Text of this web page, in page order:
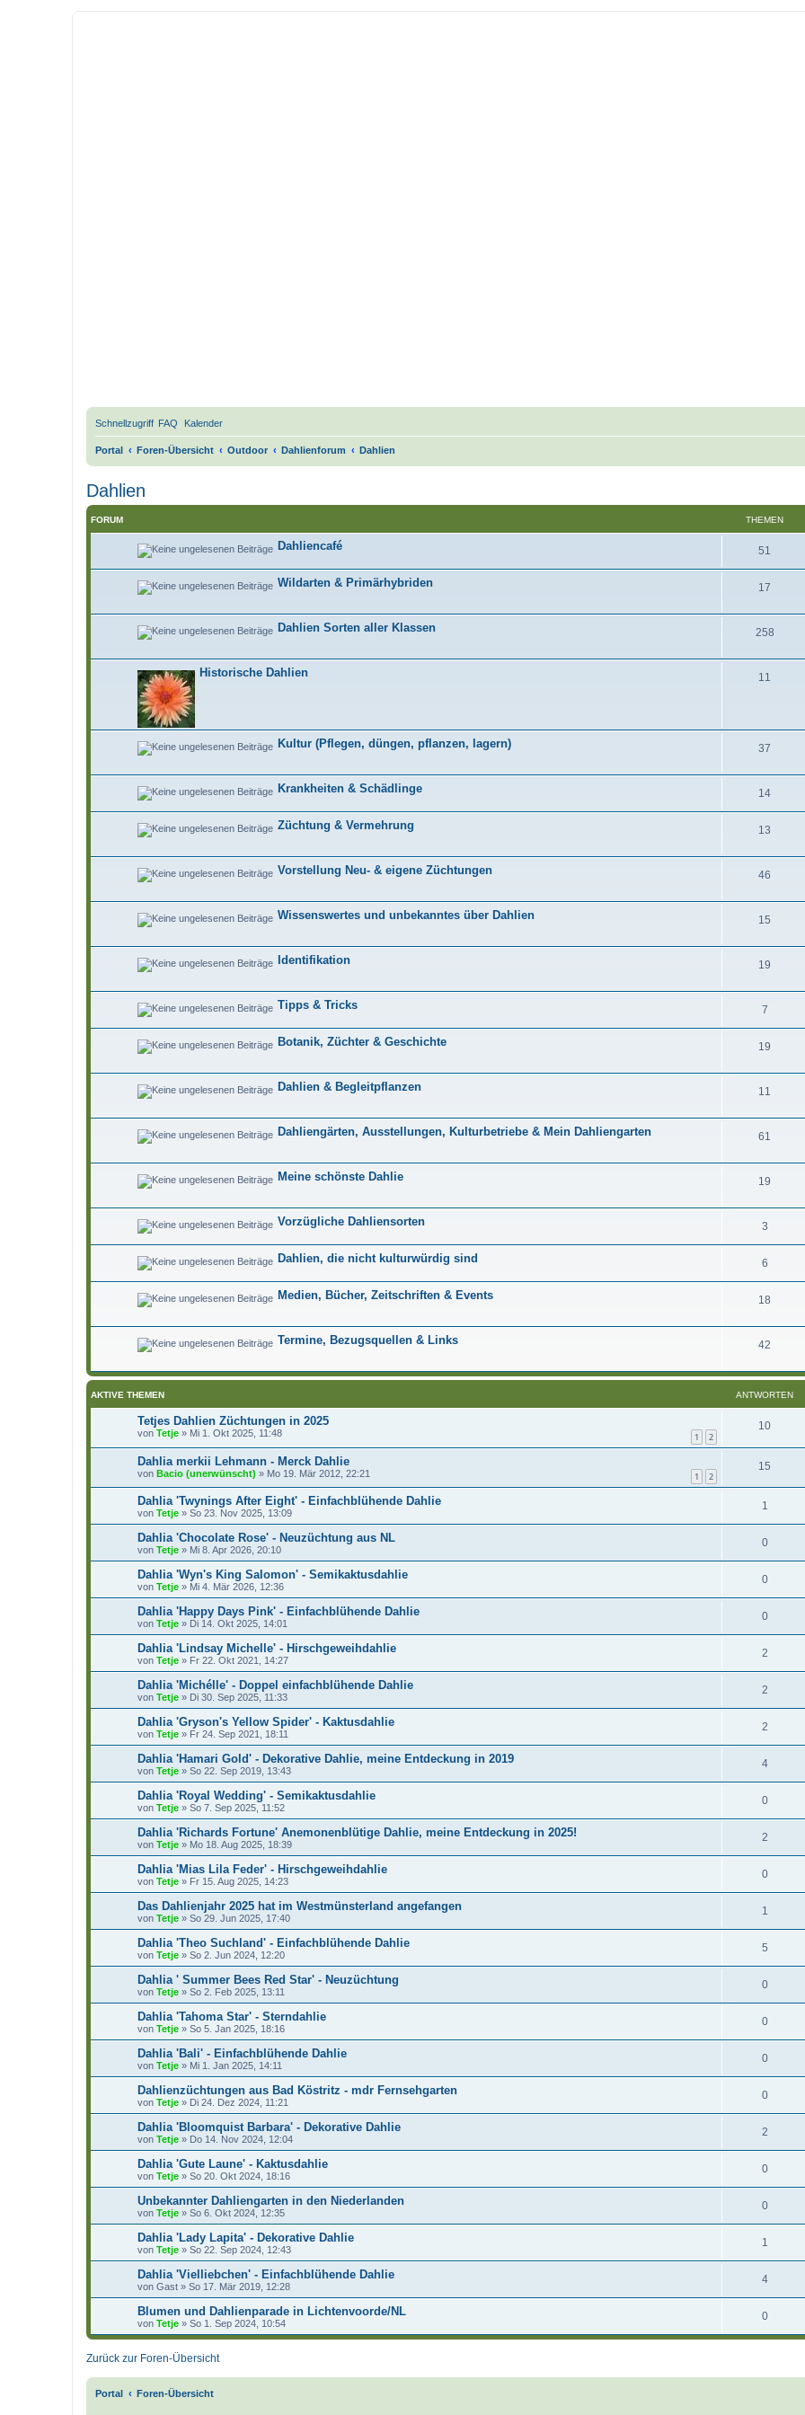
Schnellzugriff FAQ Kalender
Portal Foren-Übersicht Outdoor Dahlienforum Dahlien
Dahlien
FORUM THEMEN
Dahliencafé 51
Wildarten & Primärhybriden 17
Dahlien Sorten aller Klassen 258
Historische Dahlien 11
Kultur (Pflegen, düngen, pflanzen, lagern) 37
Krankheiten & Schädlinge 14
Züchtung & Vermehrung 13
Vorstellung Neu- & eigene Züchtungen 46
Wissenswertes und unbekanntes über Dahlien 15
Identifikation 19
Tipps & Tricks 7
Botanik, Züchter & Geschichte 19
Dahlien & Begleitpflanzen 11
Dahliengärten, Ausstellungen, Kulturbetriebe & Mein Dahliengarten 61
Meine schönste Dahlie 19
Vorzügliche Dahliensorten 3
Dahlien, die nicht kulturwürdig sind 6
Medien, Bücher, Zeitschriften & Events 18
Termine, Bezugsquellen & Links 42
AKTIVE THEMEN ANTWORTEN
Tetjes Dahlien Züchtungen in 2025
von Tetje » Mi 1. Okt 2025, 11:48 1 2
10
Dahlia merkii Lehmann - Merck Dahlie
von Bacio (unerwünscht) » Mo 19. Mär 2012, 22:21 1 2
15
Dahlia 'Twynings After Eight' - Einfachblühende Dahlie
von Tetje » So 23. Nov 2025, 13:09
1
Dahlia 'Chocolate Rose' - Neuzüchtung aus NL
von Tetje » Mi 8. Apr 2026, 20:10
0
Dahlia 'Wyn's King Salomon' - Semikaktusdahlie
von Tetje » Mi 4. Mär 2026, 12:36
0
Dahlia 'Happy Days Pink' - Einfachblühende Dahlie
von Tetje » Di 14. Okt 2025, 14:01
0
Dahlia 'Lindsay Michelle' - Hirschgeweihdahlie
von Tetje » Fr 22. Okt 2021, 14:27
2
Dahlia 'Michélle' - Doppel einfachblühende Dahlie
von Tetje » Di 30. Sep 2025, 11:33
2
Dahlia 'Gryson's Yellow Spider' - Kaktusdahlie
von Tetje » Fr 24. Sep 2021, 18:11
2
Dahlia 'Hamari Gold' - Dekorative Dahlie, meine Entdeckung in 2019
von Tetje » So 22. Sep 2019, 13:43
4
Dahlia 'Royal Wedding' - Semikaktusdahlie
von Tetje » So 7. Sep 2025, 11:52
0
Dahlia 'Richards Fortune' Anemonenblütige Dahlie, meine Entdeckung in 2025!
von Tetje » Mo 18. Aug 2025, 18:39
2
Dahlia 'Mias Lila Feder' - Hirschgeweihdahlie
von Tetje » Fr 15. Aug 2025, 14:23
0
Das Dahlienjahr 2025 hat im Westmünsterland angefangen
von Tetje » So 29. Jun 2025, 17:40
1
Dahlia 'Theo Suchland' - Einfachblühende Dahlie
von Tetje » So 2. Jun 2024, 12:20
5
Dahlia ' Summer Bees Red Star' - Neuzüchtung
von Tetje » So 2. Feb 2025, 13:11
0
Dahlia 'Tahoma Star' - Sterndahlie
von Tetje » So 5. Jan 2025, 18:16
0
Dahlia 'Bali' - Einfachblühende Dahlie
von Tetje » Mi 1. Jan 2025, 14:11
0
Dahlienzüchtungen aus Bad Köstritz - mdr Fernsehgarten
von Tetje » Di 24. Dez 2024, 11:21
0
Dahlia 'Bloomquist Barbara' - Dekorative Dahlie
von Tetje » Do 14. Nov 2024, 12:04
2
Dahlia 'Gute Laune' - Kaktusdahlie
von Tetje » So 20. Okt 2024, 18:16
0
Unbekannter Dahliengarten in den Niederlanden
von Tetje » So 6. Okt 2024, 12:35
0
Dahlia 'Lady Lapita' - Dekorative Dahlie
von Tetje » So 22. Sep 2024, 12:43
1
Dahlia 'Vielliebchen' - Einfachblühende Dahlie
von Gast » So 17. Mär 2019, 12:28
4
Blumen und Dahlienparade in Lichtenvoorde/NL
von Tetje » So 1. Sep 2024, 10:54
0
Zurück zur Foren-Übersicht
Portal Foren-Übersicht